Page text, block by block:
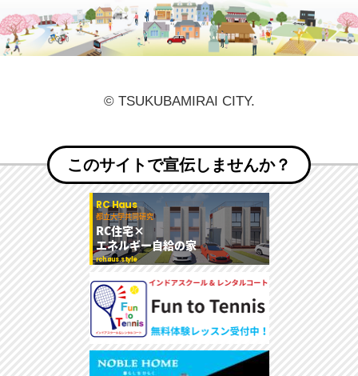
© TSUKUBAMIRAI CITY.
このサイトで宣伝しませんか？